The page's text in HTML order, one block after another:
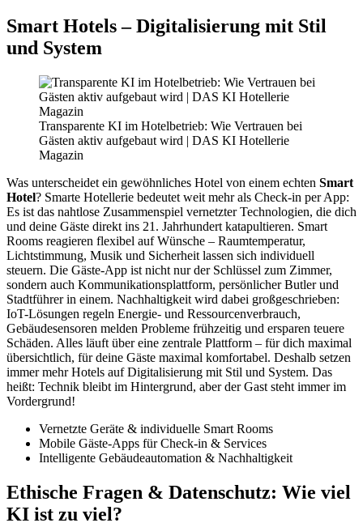
Smart Hotels – Digitalisierung mit Stil
und System
Transparente KI im Hotelbetrieb: Wie Vertrauen bei
Gästen aktiv aufgebaut wird | DAS KI Hotellerie
Magazin
Was unterscheidet ein gewöhnliches Hotel von einem echten Smart
Hotel? Smarte Hotellerie bedeutet weit mehr als Check-in per App:
Es ist das nahtlose Zusammenspiel vernetzter Technologien, die dich
und deine Gäste direkt ins 21. Jahrhundert katapultieren. Smart
Rooms reagieren flexibel auf Wünsche – Raumtemperatur,
Lichtstimmung, Musik und Sicherheit lassen sich individuell
steuern. Die Gäste-App ist nicht nur der Schlüssel zum Zimmer,
sondern auch Kommunikationsplattform, persönlicher Butler und
Stadtführer in einem. Nachhaltigkeit wird dabei großgeschrieben:
IoT-Lösungen regeln Energie- und Ressourcenverbrauch,
Gebäudesensoren melden Probleme frühzeitig und ersparen teuere
Schäden. Alles läuft über eine zentrale Plattform – für dich maximal
übersichtlich, für deine Gäste maximal komfortabel. Deshalb setzen
immer mehr Hotels auf Digitalisierung mit Stil und System. Das
heißt: Technik bleibt im Hintergrund, aber der Gast steht immer im
Vordergrund!
Vernetzte Geräte & individuelle Smart Rooms
Mobile Gäste-Apps für Check-in & Services
Intelligente Gebäudeautomation & Nachhaltigkeit
Ethische Fragen & Datenschutz: Wie viel
KI ist zu viel?